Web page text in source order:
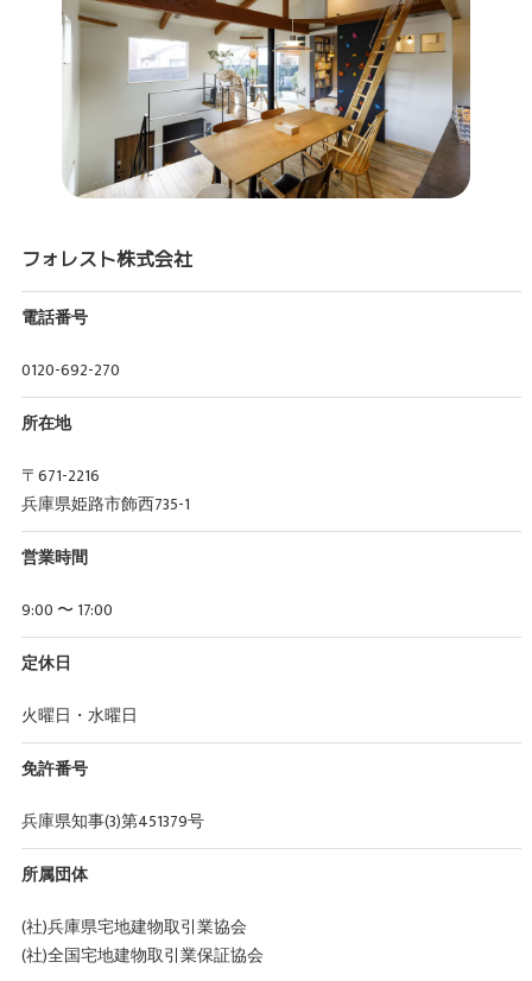
フォレスト株式会社
電話番号
0120-692-270
所在地
〒671-2216
兵庫県姫路市飾西735-1
営業時間
9:00 〜 17:00
定休日
火曜日・水曜日
免許番号
兵庫県知事(3)第451379号
所属団体
(社)兵庫県宅地建物取引業協会
(社)全国宅地建物取引業保証協会